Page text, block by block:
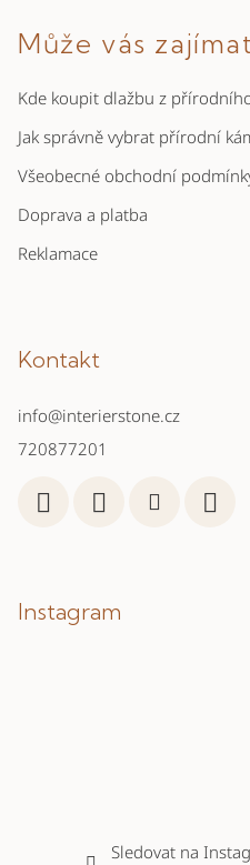
Může vás
Kde koupit dlažbu z
Jak správně vybrat přírodní
Všeobecné obchodní
Doprava a platba
Reklamace
Kontakt
info@interierstone.cz
720877201
Instagram
Sledovat na